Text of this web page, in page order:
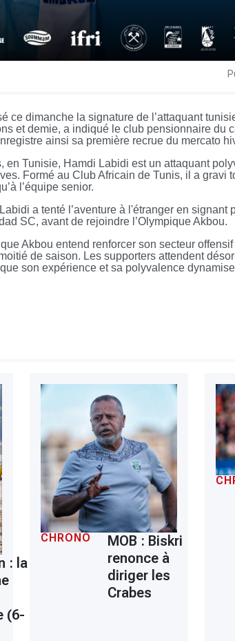
ce dimanche la signature de l’attaquant
et demie, a indiqué le club pensionnaire du
ainsi sa première recrue du mercato
en Tunisie, Hamdi Labidi est un attaquant
Formé au Club Africain de Tunis, il a gravi
l’équipe senior.
a tenté l’aventure à l'étranger en signant
SC, avant de rejoindre l’Olympique Akbou.
Akbou entend renforcer son secteur
de saison. Les supporters attendent
son expérience et sa polyvalence
Maza : « Nous avons tout donné pour nous
: la
(6-
CHRONO
MOB : Biskri
renonce à
diriger les
Crabes